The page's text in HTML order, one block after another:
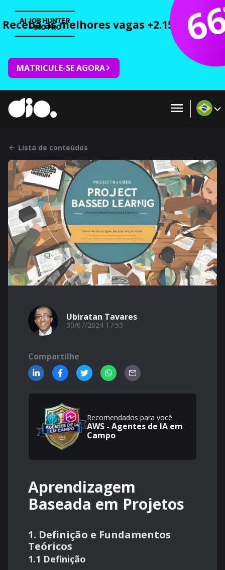
Receba as melhores vagas +2.150 cursos
MATRICULE-SE AGORA
Lista de conteúdos
Ubiratan Tavares
30/07/2024 17:53
Compartilhe
Recomendados para você
AWS - Agentes de IA em
Campo
Aprendizagem
Baseada em Projetos
1. Definição e Fundamentos
Teóricos
1.1 Definição